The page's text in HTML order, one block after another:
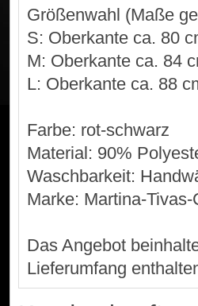
Größenwahl (Maße
S: Oberkante ca. 80
M: Oberkante ca. 84
L: Oberkante ca. 88
Farbe: rot-schwarz
Material: 90%
Waschbarkeit:
Marke: Martina-
Das Angebot
Lieferumfang